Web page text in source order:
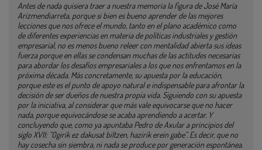
Antes de nada quisiera traer a nuestra memoria la figura de José María
Arizmendiarreta, porque si bien es bueno aprender de las mejores
lecciones que nos ofrece el mundo, tanto en el plano académico como
de diferentes experiencias en materia de políticas industriales y gestión
empresarial, no es menos bueno releer con mentalidad abierta sus ideas
fuerza porque en ellas se condensan muchas de las actitudes necesarias
para abordar los desafíos empresariales a los que nos enfrentamos en la
próxima década. Más concretamente, su apuesta por la educación,
porque este es el punto de apoyo natural e indispensable para afrontar la
decisión de ser dueños de nuestra propia vida. Siguiendo con su apuesta
por la iniciativa, al considerar que más vale equivocarse que no hacer
nada, porque equivocándose se acaba aprendiendo a acertar. Y
concluyendo que, como ya apuntaba Pedro de Axular a principios del
siglo XVII: “Ogirik ez dakusat biltzen, hazirik erein gabe”. Es decir, que no
hay cosecha sin siembra, ni nada se produce por generación espontánea.